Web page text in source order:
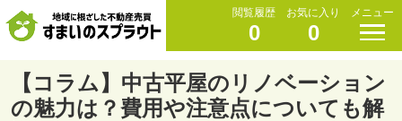
閲覧履歴
0
お気に入り
0
メニュー
【コラム】中古平屋のリノベーション
の魅力は？費用や注意点についても解